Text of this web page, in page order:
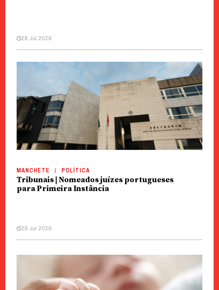
Jogo | Citi destaca número
elevado de grandes apostadores
28 Jul 2026
MANCHETE POLÍTICA
Tribunais | Nomeados juízes portugueses
para Primeira Instância
28 Jul 2026